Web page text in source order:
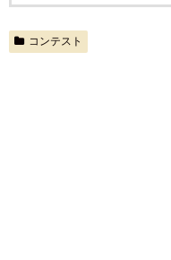
コンテスト